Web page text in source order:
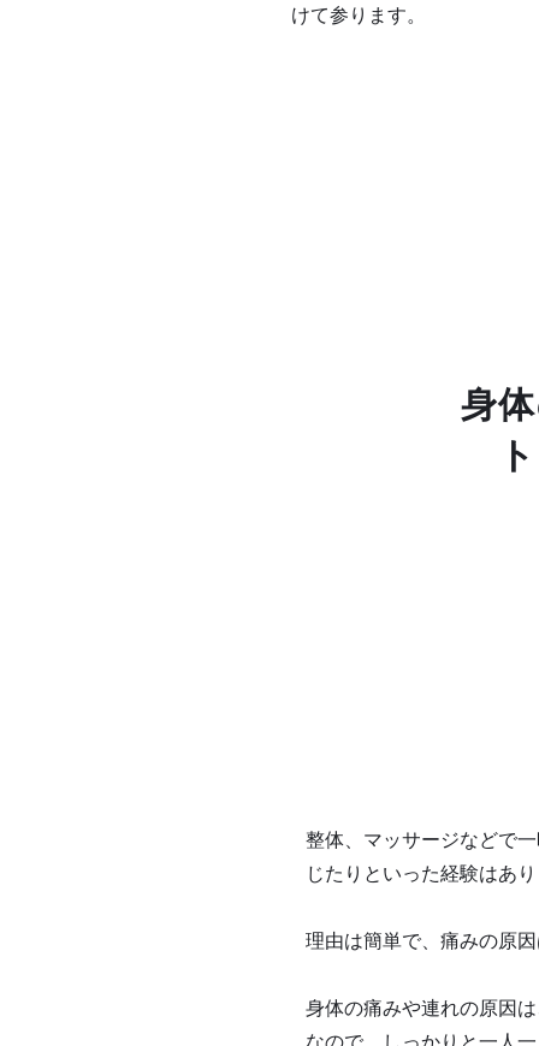
けて参ります。
身
整体、マッサージなどで
じたりといった経験はあ
理由は簡単で、痛みの原
身体の痛みや連れの原因
なので、しっかりと一人